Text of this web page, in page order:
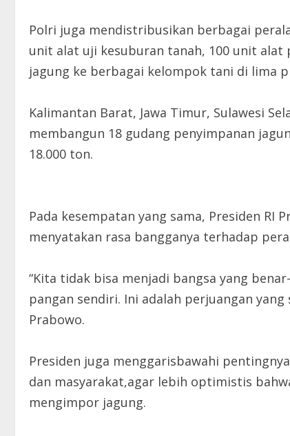
Polri juga mendistribusikan berbagai
unit alat uji kesuburan tanah, 100 unit
jagung ke berbagai kelompok tani di lima
Kalimantan Barat, Jawa Timur, Sulawesi
membangun 18 gudang penyimpanan
18.000 ton.
Pada kesempatan yang sama, Presiden RI
menyatakan rasa bangganya terhadap
“Kita tidak bisa menjadi bangsa yang
pangan sendiri. Ini adalah perjuangan
Prabowo.
Presiden juga menggarisbawahi
dan masyarakat,agar lebih optimistis
mengimpor jagung.